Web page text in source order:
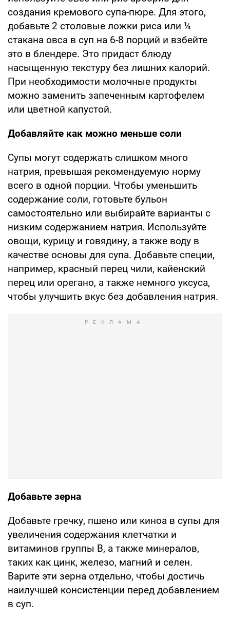
создания кремового супа-пюре. Для этого,
добавьте 2 столовые ложки риса или ¼
стакана овса в суп на 6-8 порций и взбейте
это в блендере. Это придаст блюду
насыщенную текстуру без лишних калорий.
При необходимости молочные продукты
можно заменить запеченным картофелем
или цветной капустой.
Добавляйте как можно меньше соли
Супы могут содержать слишком много
натрия, превышая рекомендуемую норму
всего в одной порции. Чтобы уменьшить
содержание соли, готовьте бульон
самостоятельно или выбирайте варианты с
низким содержанием натрия. Используйте
овощи, курицу и говядину, а также воду в
качестве основы для супа. Добавьте специи,
например, красный перец чили, кайенский
перец или орегано, а также немного уксуса,
чтобы улучшить вкус без добавления натрия.
Добавьте зерна
Добавьте гречку, пшено или киноа в супы для
увеличения содержания клетчатки и
витаминов группы B, а также минералов,
таких как цинк, железо, магний и селен.
Варите эти зерна отдельно, чтобы достичь
наилучшей консистенции перед добавлением
в суп.